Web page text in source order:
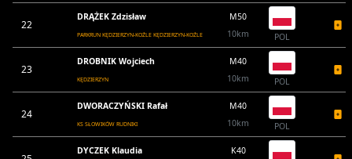
22
DRĄŻEK Zdzisław
PARKRUN KĘDZIERZYN-KOŹLE KĘDZIERZYN-KOŹLE
M50
10km
POL
23
DROBNIK Wojciech
KĘDZIERZYN
M40
10km
POL
24
DWORACZYŃSKI Rafał
KS SŁOWIKÓW RUDNIKI
M40
10km
POL
DYCZEK Klaudia
K40